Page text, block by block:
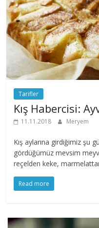
Tarifler
Kış Habercisi:
11.11.2018 Meryem
Kış aylarına girdiğimiz şu
gördüğümüz mevsim
reçelden keke,
Read more